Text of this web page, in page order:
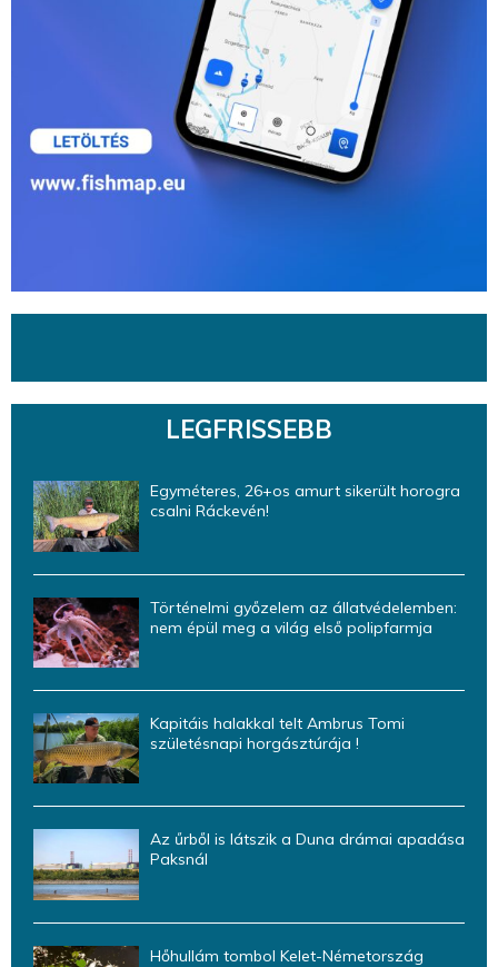
LEGFRISSEBB
Egyméteres, 26+os amurt sikerült horogra
csalni Ráckevén!
Történelmi győzelem az állatvédelemben:
nem épül meg a világ első polipfarmja
Kapitáis halakkal telt Ambrus Tomi
születésnapi horgásztúrája !
Az űrből is látszik a Duna drámai apadása
Paksnál
Hőhullám tombol Kelet-Németország